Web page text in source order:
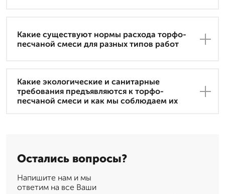
Какие существуют нормы расхода торфо-
песчаной смеси для разных типов работ
Какие экологические и санитарные
требования предъявляются к торфо-
песчаной смеси и как мы соблюдаем их
Остались вопросы?
Напишите нам и мы
ответим на все Ваши